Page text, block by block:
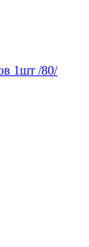
1шт /80/